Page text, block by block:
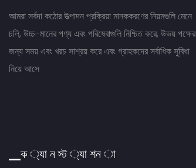
আমরা সর্বদা কঠোর উত্পাদন প্রক্রিয়া মানককরণের নিয়মগুলি মেনে
চলি, উচ্চ-মানের পণ্য এবং পরিষেবাগুলি নিশ্চিত করে, উভয় পক্ষের
জন্য সময় এবং খরচ সাশ্রয় করে এবং গ্রাহকদের সর্বাধিক সুবিধা
নিয়ে আসে
▁ক ্যা ন স্ট ্যা শন া